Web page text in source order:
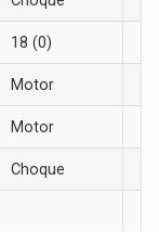
18 (0)
Motor
Motor
Choque